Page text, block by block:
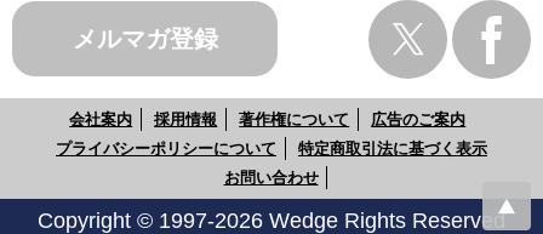
メルマガ登録
会社案内 採用情報 著作権について
広告のご案内
プライバシーポリシーについて
特定商取引法に基づく表示
お問い合わせ
Copyright © 1997-2026 Wedge Rights Reserved